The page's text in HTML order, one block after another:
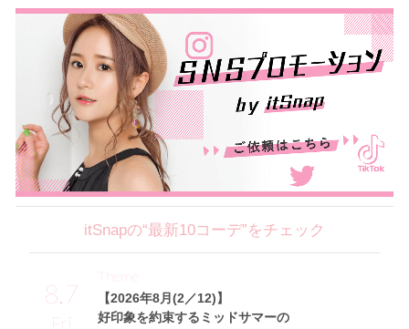
itSnapの“最新10コーデ”をチェック
8.7
Fri
【2026年8月(2／12)】
好印象を約束するミッドサマーの
Theme